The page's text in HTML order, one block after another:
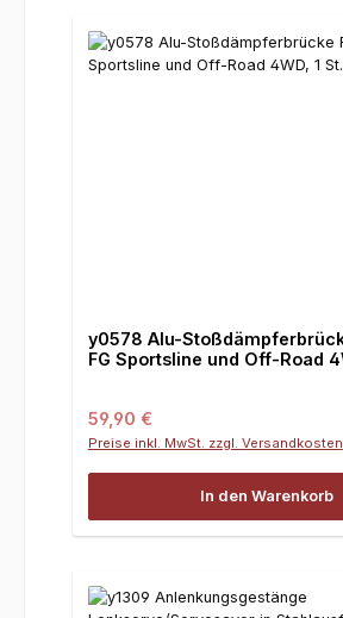
y0578 Alu-
FG Sportsline und Off-Road
Regulärer Preis:
59,90 €
Preise inkl. MwSt. zzgl. Versandkosten
In den Warenkorb